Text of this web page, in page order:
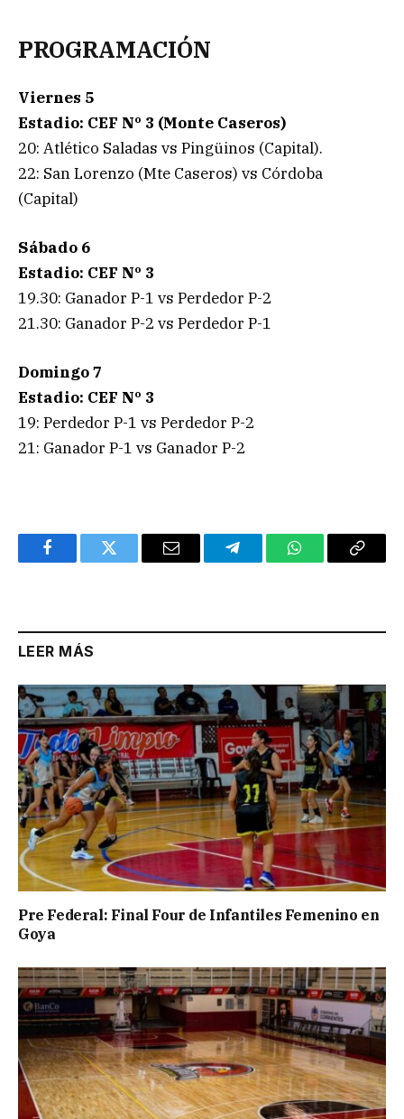
PROGRAMACIÓN
Viernes 5
Estadio: CEF Nº 3 (Monte Caseros)
20: Atlético Saladas vs Pingüinos (Capital).
22: San Lorenzo (Mte Caseros) vs Córdoba
(Capital)
Sábado 6
Estadio: CEF Nº 3
19.30: Ganador P-1 vs Perdedor P-2
21.30: Ganador P-2 vs Perdedor P-1
Domingo 7
Estadio: CEF Nº 3
19: Perdedor P-1 vs Perdedor P-2
21: Ganador P-1 vs Ganador P-2
FacebookTwitter Email TelegramWhatsAppCopy
LEER MÁS
Pre Federal: Final Four de Infantiles Femenino en
Goya